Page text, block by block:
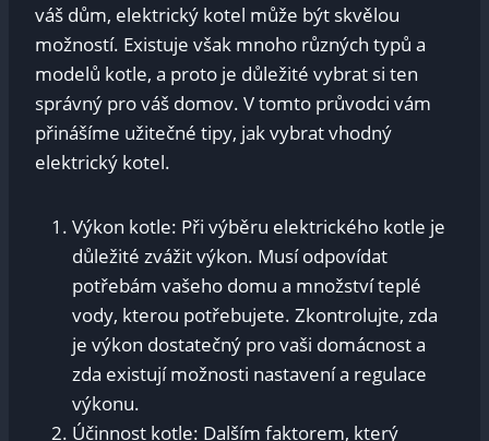
váš dům, elektrický kotel může být skvělou
možností. Existuje však mnoho různých typů a
modelů kotle, a proto je důležité vybrat si ten
správný pro váš domov. V tomto průvodci vám
přinášíme užitečné tipy, jak vybrat vhodný
elektrický kotel.
Výkon kotle: Při výběru elektrického kotle je
důležité zvážit výkon. Musí odpovídat
potřebám vašeho domu a množství teplé
vody, kterou potřebujete. Zkontrolujte, zda
je výkon dostatečný pro vaši domácnost a
zda existují možnosti nastavení a regulace
výkonu.
Účinnost kotle: Dalším faktorem, který